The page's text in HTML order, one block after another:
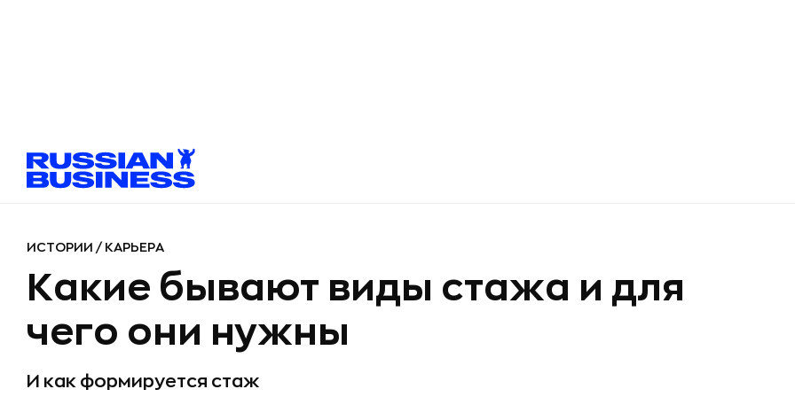
ИСТОРИИ / КАРЬЕРА
Какие бывают виды стажа и для
чего они нужны
И как формируется стаж